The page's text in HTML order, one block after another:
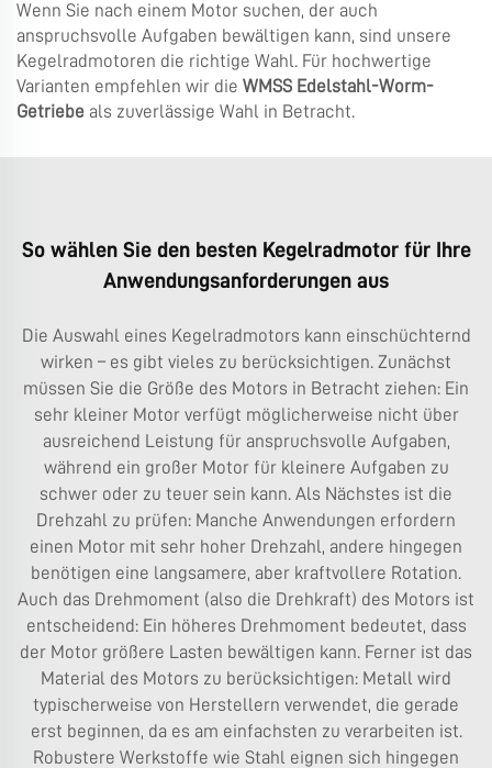
Wenn Sie nach einem Motor suchen, der auch
anspruchsvolle Aufgaben bewältigen kann, sind unsere
Kegelradmotoren die richtige Wahl. Für hochwertige
Varianten empfehlen wir die WMSS Edelstahl-Worm-
Getriebe als zuverlässige Wahl in Betracht.
So wählen Sie den besten Kegelradmotor für Ihre
Anwendungsanforderungen aus
Die Auswahl eines Kegelradmotors kann einschüchternd
wirken – es gibt vieles zu berücksichtigen. Zunächst
müssen Sie die Größe des Motors in Betracht ziehen: Ein
sehr kleiner Motor verfügt möglicherweise nicht über
ausreichend Leistung für anspruchsvolle Aufgaben,
während ein großer Motor für kleinere Aufgaben zu
schwer oder zu teuer sein kann. Als Nächstes ist die
Drehzahl zu prüfen: Manche Anwendungen erfordern
einen Motor mit sehr hoher Drehzahl, andere hingegen
benötigen eine langsamere, aber kraftvollere Rotation.
Auch das Drehmoment (also die Drehkraft) des Motors ist
entscheidend: Ein höheres Drehmoment bedeutet, dass
der Motor größere Lasten bewältigen kann. Ferner ist das
Material des Motors zu berücksichtigen: Metall wird
typischerweise von Herstellern verwendet, die gerade
erst beginnen, da es am einfachsten zu verarbeiten ist.
Robustere Werkstoffe wie Stahl eignen sich hingegen